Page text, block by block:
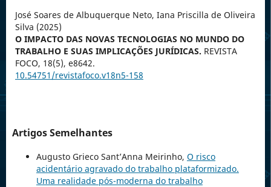
José Soares de Albuquerque Neto, Iana Priscilla de Oliveira
Silva (2025)
O IMPACTO DAS NOVAS TECNOLOGIAS NO MUNDO DO
TRABALHO E SUAS IMPLICAÇÕES JURÍDICAS. REVISTA
FOCO, 18(5), e8642.
10.54751/revistafoco.v18n5-158
Artigos Semelhantes
Augusto Grieco Sant’Anna Meirinho, O risco
acidentário agravado do trabalho plataformizado.
Uma realidade pós-moderna do trabalho